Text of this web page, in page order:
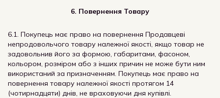
6. Повернення Товару
6.1. Покупець має право на повернення Продавцеві
непродовольчого товару належної якості, якщо товар не
задовольнив його за формою, габаритами, фасоном,
кольором, розміром або з інших причин не може бути ним
використаний за призначенням. Покупець має право на
повернення товару належної якості протягом 14
(чотирнадцяти) днів, не враховуючи дня купівлі.